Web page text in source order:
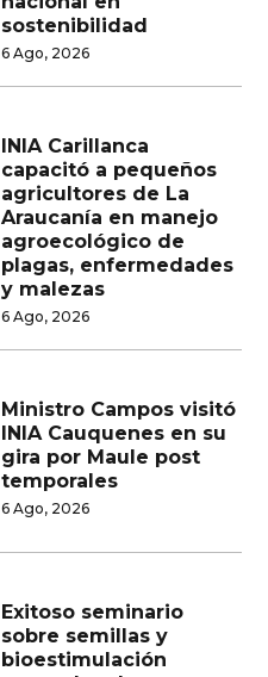
sostenibilidad
6 Ago, 2026
INIA Carillanca
capacitó a pequeños
agricultores de La
Araucanía en manejo
agroecológico de
plagas, enfermedades
y malezas
6 Ago, 2026
Ministro Campos visitó
INIA Cauquenes en su
gira por Maule post
temporales
6 Ago, 2026
Exitoso seminario
sobre semillas y
bioestimulación